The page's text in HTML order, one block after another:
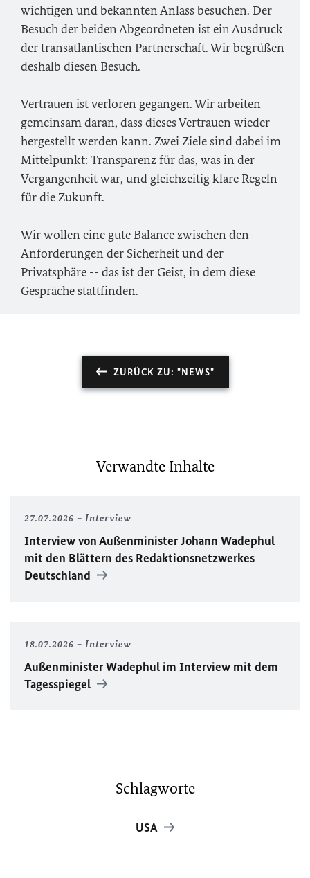
wichtigen und bekannten Anlass besuchen. Der
Besuch der beiden Abgeordneten ist ein Ausdruck
der transatlantischen Partnerschaft. Wir begrüßen
deshalb diesen Besuch.
Vertrauen ist verloren gegangen. Wir arbeiten
gemeinsam daran, dass dieses Vertrauen wieder
hergestellt werden kann. Zwei Ziele sind dabei im
Mittelpunkt: Transparenz für das, was in der
Vergangenheit war, und gleichzeitig klare Regeln
für die Zukunft.
Wir wollen eine gute Balance zwischen den
Anforderungen der Sicherheit und der
Privatsphäre -- das ist der Geist, in dem diese
Gespräche stattfinden.
ZURÜCK ZU: "NEWS"
Verwandte Inhalte
27.07.2026 Interview
Interview von Außenminister Johann Wadephul
mit den Blättern des Redaktionsnetzwerkes
Deutschland
18.07.2026 Interview
Außenminister Wadephul im Interview mit dem
Tagesspiegel
Schlagworte
USA